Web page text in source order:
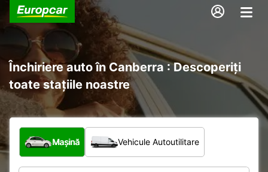
Închiriere auto în Canberra : Descoperiți
toate stațiile noastre
Ce tip de vehicul?
Mașină Vehicule Autoutilitare